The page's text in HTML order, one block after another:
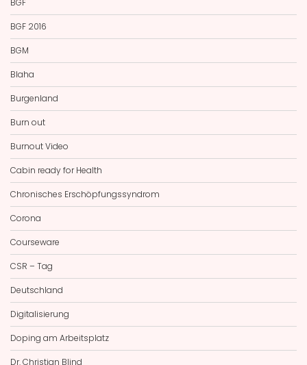
BGF 2016
BGM
Blaha
Burgenland
Burn out
Burnout Video
Cabin ready for Health
Chronisches Erschöpfungssyndrom
Corona
Courseware
CSR – Tag
Deutschland
Digitalisierung
Doping am Arbeitsplatz
Dr. Christian Blind